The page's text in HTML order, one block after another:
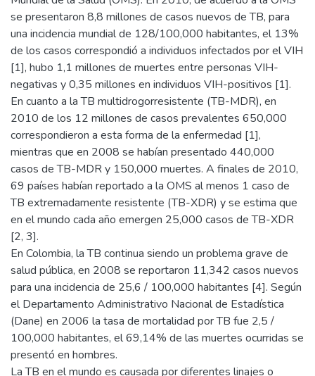
se presentaron 8,8 millones de casos nuevos de TB, para
una incidencia mundial de 128/100,000 habitantes, el 13%
de los casos correspondió a individuos infectados por el VIH
[1], hubo 1,1 millones de muertes entre personas VIH-
negativas y 0,35 millones en individuos VIH-positivos [1].
En cuanto a la TB multidrogorresistente (TB-MDR), en
2010 de los 12 millones de casos prevalentes 650,000
correspondieron a esta forma de la enfermedad [1],
mientras que en 2008 se habían presentado 440,000
casos de TB-MDR y 150,000 muertes. A finales de 2010,
69 países habían reportado a la OMS al menos 1 caso de
TB extremadamente resistente (TB-XDR) y se estima que
en el mundo cada año emergen 25,000 casos de TB-XDR
[2, 3].
En Colombia, la TB continua siendo un problema grave de
salud pública, en 2008 se reportaron 11,342 casos nuevos
para una incidencia de 25,6 / 100,000 habitantes [4]. Según
el Departamento Administrativo Nacional de Estadística
(Dane) en 2006 la tasa de mortalidad por TB fue 2,5 /
100,000 habitantes, el 69,14% de las muertes ocurridas se
presentó en hombres.
La TB en el mundo es causada por diferentes linajes o